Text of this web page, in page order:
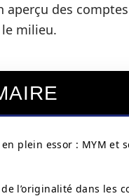
aperçu des
milieu.
plein essor : MYM et
de l’originalité dans les